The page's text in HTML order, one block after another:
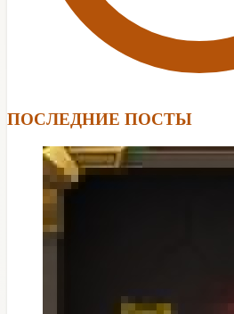
ПОСЛЕДНИЕ ПОСТЫ